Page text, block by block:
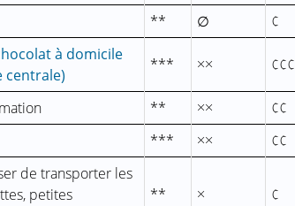
** ∅
¢
à domicile
centrale)
*** ×× ¢¢¢
** ××
¢¢
*** ××
¢¢
de transporter les
petites
** × ¢